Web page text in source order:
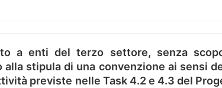
a enti del terzo settore, senza
stipula di una convenzione ai sensi
previste nelle Task 4.2 e 4.3 del